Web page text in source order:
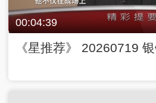
00:04:39
《星推荐》 20260719